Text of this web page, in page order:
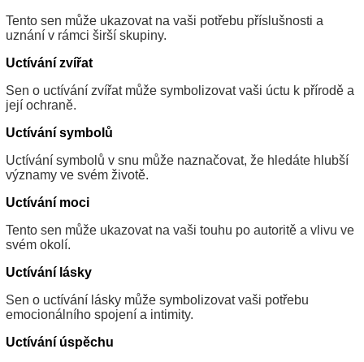
Tento sen může ukazovat na vaši potřebu příslušnosti a
uznání v rámci širší skupiny.
Uctívání zvířat
Sen o uctívání zvířat může symbolizovat vaši úctu k přírodě a
její ochraně.
Uctívání symbolů
Uctívání symbolů v snu může naznačovat, že hledáte hlubší
významy ve svém životě.
Uctívání moci
Tento sen může ukazovat na vaši touhu po autoritě a vlivu ve
svém okolí.
Uctívání lásky
Sen o uctívání lásky může symbolizovat vaši potřebu
emocionálního spojení a intimity.
Uctívání úspěchu